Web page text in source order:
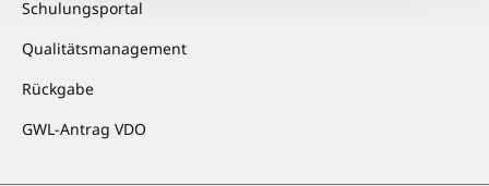
Schulungsportal
Qualitätsmanagement
Rückgabe
GWL-Antrag VDO